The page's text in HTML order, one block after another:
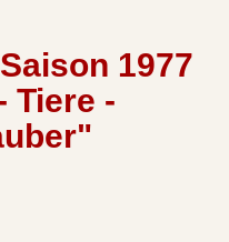
1977
Tiere -